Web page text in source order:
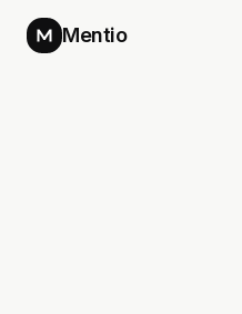
Mentio